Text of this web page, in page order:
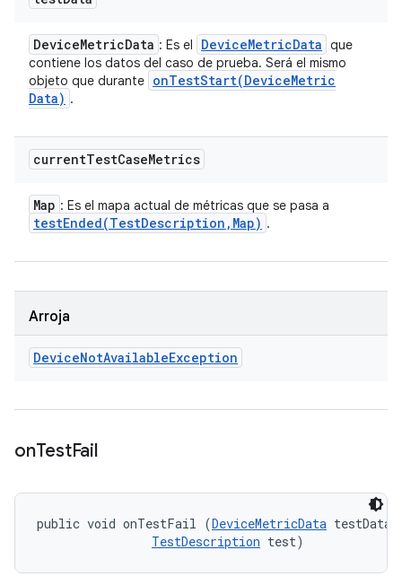
DeviceMetricData : Es el DeviceMetricData que
contiene los datos del caso de prueba. Será el mismo
objeto que durante onTestStart(DeviceMetric
Data) .
currentTestCaseMetrics
Map : Es el mapa actual de métricas que se pasa a
testEnded(TestDescription , Map) .
Arroja
DeviceNotAvailableException
onTestFail
public void onTestFail (DeviceMetricData
TestDescription test)